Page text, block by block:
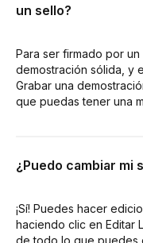
un sello?
Para ser firmado por
demostración sólida, y
Grabar una
que puedas tener una
¿Puedo cambiar mi
¡Sí! Puedes hacer
haciendo clic en Editar
de todo lo que puedes